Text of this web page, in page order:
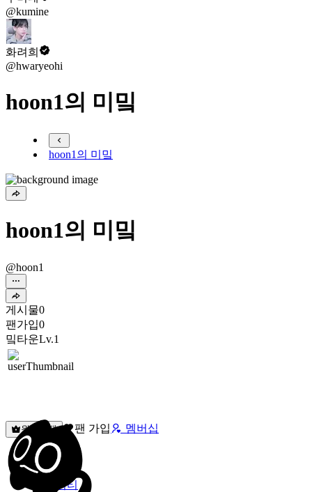
@kumine
화려희
@hwaryeohi
hoon1의 미밐
hoon1의 미밐
hoon1의 미밐
@hoon1
게시물0
팬가입0
밐타운Lv.1
원픽선택 팬 가입 멤버십
밐타운
피드
커뮤니티